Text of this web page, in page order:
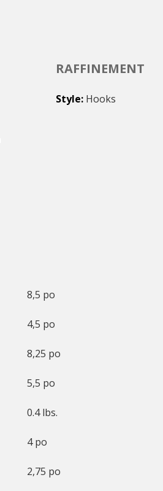
RAFFINEMENT
Style Hooks
8,5 po
4,5 po
8,25 po
5,5 po
0.4 lbs.
4 po
2,75 po